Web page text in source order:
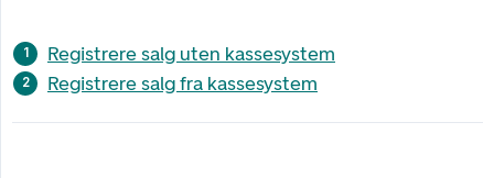
Registrere salg uten kassesystem
Registrere salg fra kassesystem